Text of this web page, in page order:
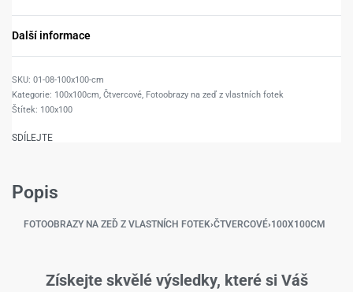
Další informace
01-08-100x100-cm
Kategorie: 100x100cm, Čtvercové, Fotoobrazy na zeď z vlastních fotek
Štítek: 100x100
SDÍLEJTE
Popis
FOTOOBRAZY NA ZEĎ Z VLASTNÍCH FOTEK›ČTVERCOVÉ›100X100CM
Získejte skvělé výsledky, které si Váš